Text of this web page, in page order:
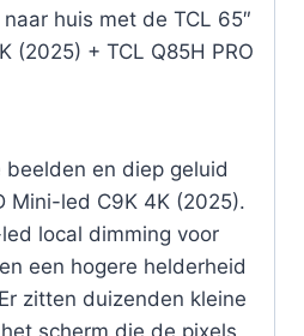
huis met de TCL 65″
(2025) + TCL Q85H PRO
en diep geluid
Mini-led C9K 4K (2025).
local dimming voor
een hogere helderheid
zitten duizenden kleine
scherm die de pixels